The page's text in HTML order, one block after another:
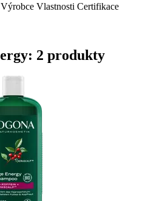
Výrobce Vlastnosti Certifikace
2 produkty